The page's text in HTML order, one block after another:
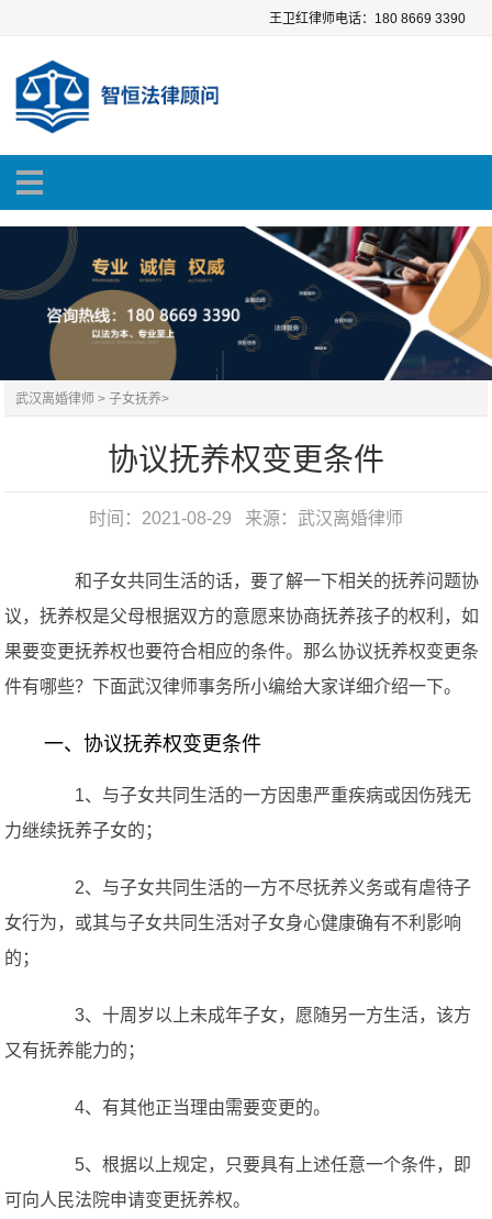
王卫红律师电话：180 8669 3390
武汉离婚律师 >子女抚养>
协议抚养权变更条件
时间：2021-08-29 来源： 武汉离婚律师
和子女共同生活的话，要了解一下相关的抚养问题协
议，抚养权是父母根据双方的意愿来协商抚养孩子的权利，如
果要变更抚养权也要符合相应的条件。那么协议抚养权变更条
件有哪些？下面武汉律师事务所小编给大家详细介绍一下。
一、协议抚养权变更条件
1、与子女共同生活的一方因患严重疾病或因伤残无
力继续抚养子女的；
2、与子女共同生活的一方不尽抚养义务或有虐待子
女行为，或其与子女共同生活对子女身心健康确有不利影响
的；
3、十周岁以上未成年子女，愿随另一方生活，该方
又有抚养能力的；
4、有其他正当理由需要变更的。
5、根据以上规定，只要具有上述任意一个条件，即
可向人民法院申请变更抚养权。